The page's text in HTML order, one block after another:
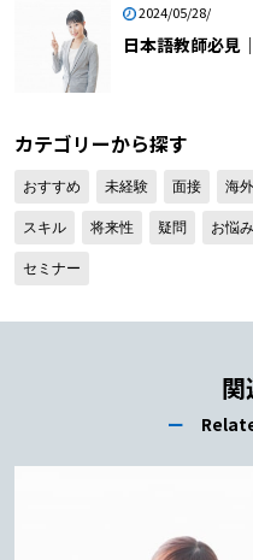
2024/05/28/
日本語教師必見
カテゴリーから探す
おすすめ 未経験 面接 海外
スキル 将来性 疑問 お悩み
セミナー
ー